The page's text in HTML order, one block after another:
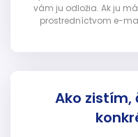
vám ju odložia. Ak ju
prostredníctvom e-
Ako